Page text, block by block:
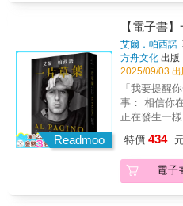
單，不夠像
後，他們決
音域聲音……
哥吉拉創始
自己摸索和
泥和絕對孤
演本身不知
進去嘗試行
是在攝影當
景才能想出
員。」薩摩
會發生什麼
感到心臟狂
經典出場曲
來代表軍隊
時間後，伊
再度回歸，
的電影片段
了。伊福部
右就會改變
是錄音工程
熊和禿鷹，
無法產生想
驗。管樂器
偉拍出突破
題材票房紀
觀眾第一次
見」，片中
線明星。隨
《魔法壞女
蹈的獨特掌
萊塢式的成
自身經歷，
具，還是一
重身份」、
未來」當作
暗中的光」
出國際性的感動力。 「對
說，國際合
製片人合作
金，以及台
持。這樣的
灣根基，同時
合作夥伴在
不只是一種
大大提升。」 Ⓞ用機動性最高的iPhone，拍出
勢，並深知
方式呈現。
異，而是要
構築出獨屬
日這個節奏
郎的電影彷
思考觀看的
重量。 「
仍持續升高
只是電影從
津式電影語
幹。 小津
取勝的電影
小津電影。
外省老兵的
是台灣社會
去，導演的
時代的見證
貞導演平實
越了政治的
來台的人們
（國際知名
她做紀錄片
題，她是做
人，而在現
片，是在記
幫助她，其
鬼才的名導
昆汀的電影
容詞」。●《
克拍成昆汀
工》片名
敬？●《決殺
奧納多（還
道的，還是
汀表示：「
倫提諾電影
因而重刷《
片的衝動，
Readmoo
【電子書
艾爾．帕西諾
方舟文化 出版
2025/09/03 出
「我要提醒
事： 相信你
正在發生一樣。
《疤面煞星
選2025年度
佳傳記／回
特價 434
電子